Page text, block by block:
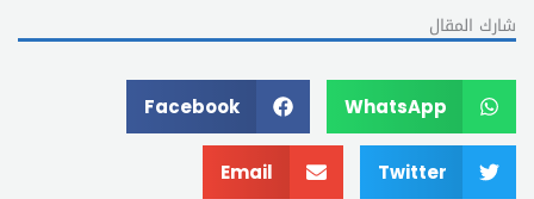
شارك المقال
WhatsApp
Facebook
Twitter
Email